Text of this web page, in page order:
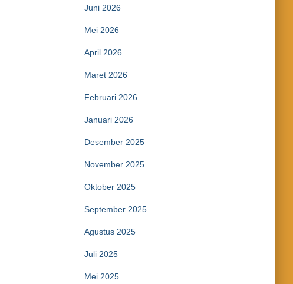
Juni 2026
Mei 2026
April 2026
Maret 2026
Februari 2026
Januari 2026
Desember 2025
November 2025
Oktober 2025
September 2025
Agustus 2025
Juli 2025
Mei 2025